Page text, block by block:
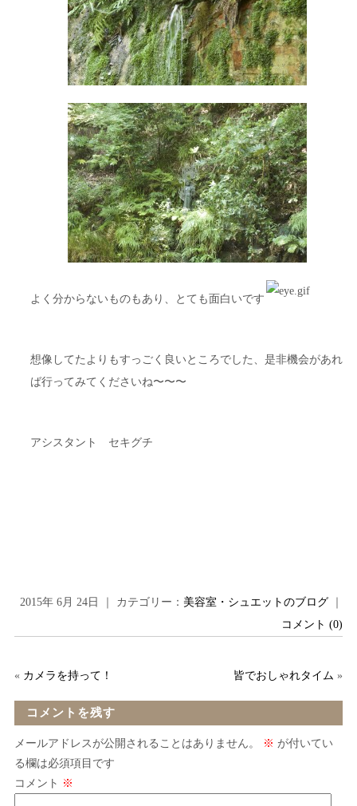
よく分からないものもあり、とても面白いです
想像してたよりもすっごく良いところでした、是非機会があれ
ば行ってみてくださいね〜〜〜
アシスタント セキグチ
2015年 6月 24日 ｜ カテゴリー： 美容室・シュエットのブログ
コメント (0)
« カメラを持って！ 皆でおしゃれタイム »
コメントを残す
メールアドレスが公開されることはありません。 ※ が付いてい
る欄は必須項目です
コメント ※